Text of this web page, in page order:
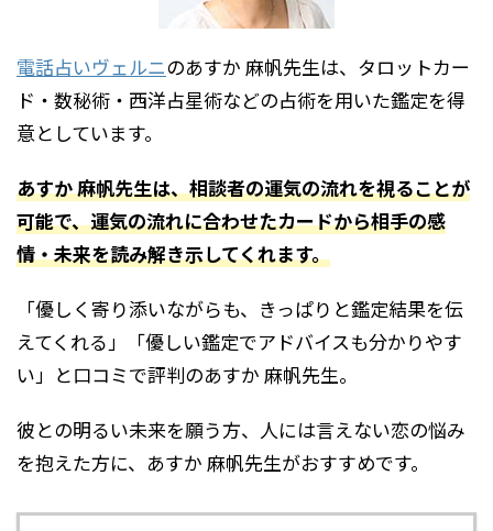
電話占いヴェルニのあすか 麻帆先生は、タロットカー
ド・数秘術・西洋占星術などの占術を用いた鑑定を得
意としています。
あすか 麻帆先生は、相談者の運気の流れを視ることが
可能で、運気の流れに合わせたカードから相手の感
情・未来を読み解き示してくれます。
「優しく寄り添いながらも、きっぱりと鑑定結果を伝
えてくれる」「優しい鑑定でアドバイスも分かりやす
い」と口コミで評判のあすか 麻帆先生。
彼との明るい未来を願う方、人には言えない恋の悩み
を抱えた方に、あすか 麻帆先生がおすすめです。